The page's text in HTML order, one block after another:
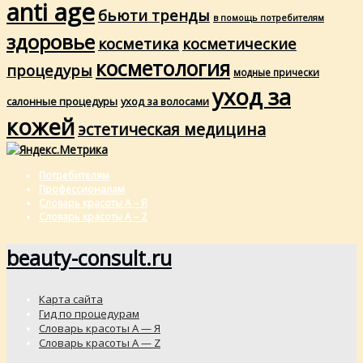
anti age бьюти тренды в помощь потребителям
здоровье косметика косметические
процедуры косметология модные прически
салонные процедуры уход за волосами уход за
кожейэстетическая медицина
Потребителям
Профессионалам
Словарь красоты А – Я
Словарь красоты A – Z
beauty-consult.ru
Карта сайта
Гид по процедурам
Словарь красоты А — Я
Словарь красоты A — Z